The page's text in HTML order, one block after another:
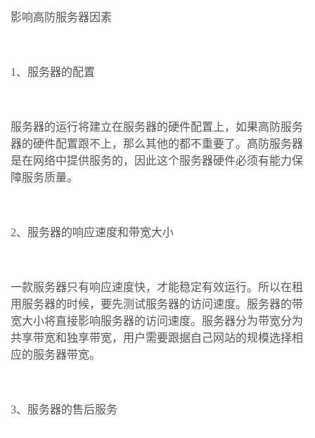
影响高防服务器因素
1、服务器的配置
服务器的运行将建立在服务器的硬件配置上，如果高防服务
器的硬件配置跟不上，那么其他的都不重要了。高防服务器
是在网络中提供服务的，因此这个服务器硬件必须有能力保
障服务质量。
2、服务器的响应速度和带宽大小
一款服务器只有响应速度快，才能稳定有效运行。所以在租
用服务器的时候，要先测试服务器的访问速度。服务器的带
宽大小将直接影响服务器的访问速度。服务器分为带宽分为
共享带宽和独享带宽，用户需要跟据自己网站的规模选择相
应的服务器带宽。
3、服务器的售后服务